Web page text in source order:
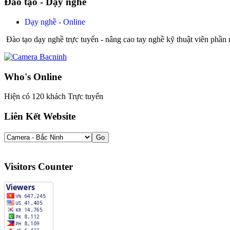
Dạy nghề - Online
Đào tạo dạy nghề trực tuyến - nâng cao tay nghề kỹ thuật viên phần
Who's Online
Hiện có 120 khách Trực tuyến
Liên Kết Website
Visitors Counter